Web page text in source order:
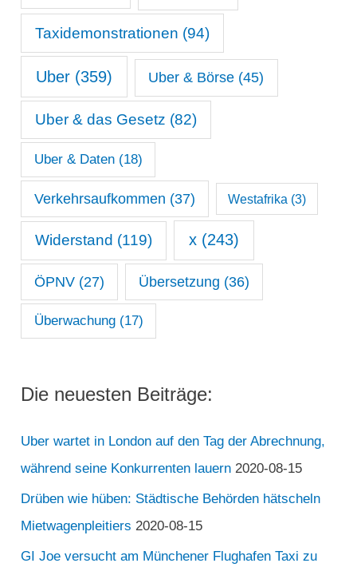
Taxidemonstrationen (94)
Uber (359) Uber & Börse (45)
Uber & das Gesetz (82)
Uber & Daten(18)
Verkehrsaufkommen (37) Westafrika (3)
Widerstand (119) x(243)
ÖPNV(27) Übersetzung (36)
Überwachung(17)
Die neuesten Beiträge:
Uber wartet in London auf den Tag der Abrechnung,
während seine Konkurrenten lauern 2020-08-15
Drüben wie hüben: Städtische Behörden hätscheln
Mietwagenpleitiers 2020-08-15
GI Joe versucht am Münchener Flughafen Taxi zu